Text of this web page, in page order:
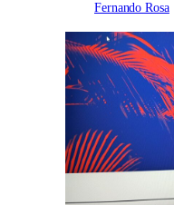
Fernando Rosa